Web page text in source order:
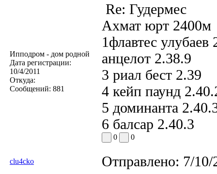
Ипподром - дом родной
Дата регистрации:
10/4/2011
Откуда:
Сообщений: 881
Re: Гудермес
Ахмат юрт 2400м
1флавтес улубаев
анцелот 2.38.9
3 риал бест 2.39
4 кейп паунд
5 доминанта
6 балсар 2.40.3
0 0
clu4cko Отправлено: 7/